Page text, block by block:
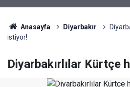
Anasayfa Diyarbakır
istiyor!
Diyarbakırlılar Kürtçe